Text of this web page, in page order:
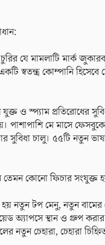
যে মামলাটি মার্ক
স্বতন্ত্র কোম্পানি
ও স্প্যাম প্রতিরোধের
পাশাপাশি মে মাসে
সুবিধা চালু। ৫৫টি
কোনো ফিচার সংযুক্ত
নতুন টপ মেনু, নতুন
অ্যাপসে স্থান ও গ্রুপ
নতুন চেহারা, চেহারা